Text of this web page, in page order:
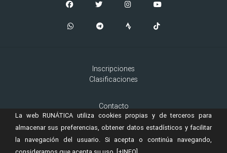
Inscripciones
Clasificaciones
Contacto
Aviso Legal
Cookies
La web RUNÁTICA utiliza cookies propias y de terceros para
almacenar sus preferencias, obtener datos estadísticos y facilitar
la navegación del usuario. Si acepta o continúa navegando,